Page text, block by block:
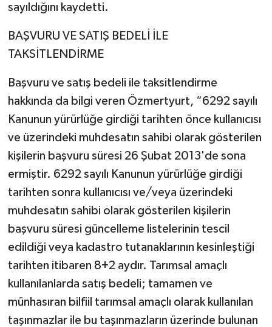
sayıldığını kaydetti.
BAŞVURU VE SATIŞ BEDELİ İLE
TAKSİTLENDİRME
Başvuru ve satış bedeli ile taksitlendirme
hakkında da bilgi veren Özmertyurt, “6292 sayılı
Kanunun yürürlüğe girdiği tarihten önce kullanıcısı
ve üzerindeki muhdesatın sahibi olarak gösterilen
kişilerin başvuru süresi 26 Şubat 2013'de sona
ermiştir. 6292 sayılı Kanunun yürürlüğe girdiği
tarihten sonra kullanıcısı ve/veya üzerindeki
muhdesatın sahibi olarak gösterilen kişilerin
başvuru süresi güncelleme listelerinin tescil
edildiği veya kadastro tutanaklarının kesinleştiği
tarihten itibaren 8+2 aydır. Tarımsal amaçlı
kullanılanlarda satış bedeli; tamamen ve
münhasıran bilfiil tarımsal amaçlı olarak kullanılan
taşınmazlar ile bu taşınmazların üzerinde bulunan